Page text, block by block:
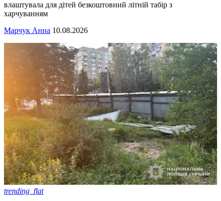
влаштувала для дітей безкоштовний літній табір з
харчуванням
Марчук Анна 10.08.2026
trending_flat